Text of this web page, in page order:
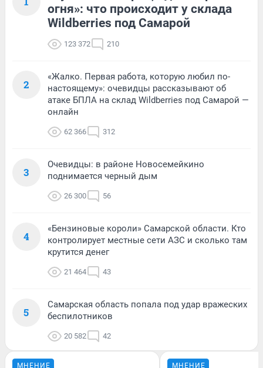
огня»: что происходит у склада
Wildberries под Самарой
123 372 210
2
«Жалко. Первая работа, которую любил по-
настоящему»: очевидцы рассказывают об
атаке БПЛА на склад Wildberries под Самарой —
онлайн
62 366 312
3
Очевидцы: в районе Новосемейкино
поднимается черный дым
26 300 56
4
«Бензиновые короли» Самарской области. Кто
контролирует местные сети АЗС и сколько там
крутится денег
21 464 43
5
Самарская область попала под удар вражеских
беспилотников
20 582 42
МНЕНИЕ МНЕНИЕ